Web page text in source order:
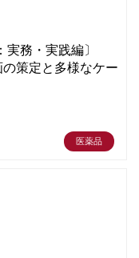
務・実践編〕
策定と多様なケー
医薬品